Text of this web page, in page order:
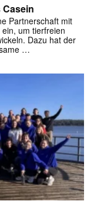
✕
Partnerschaft mit
um tierfreien
Dazu hat der
…